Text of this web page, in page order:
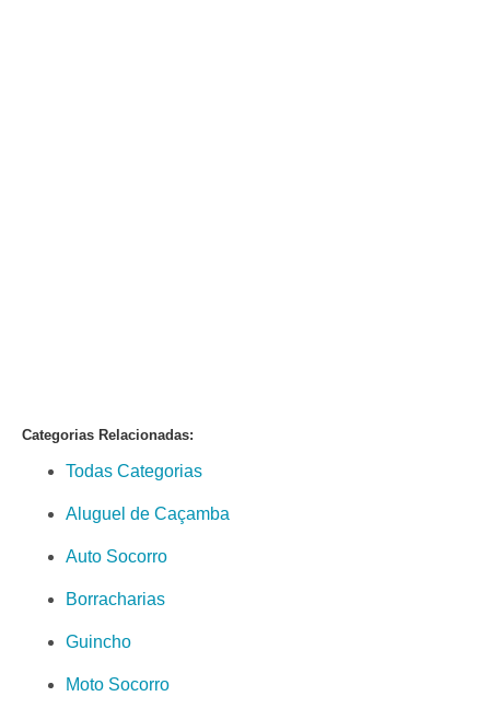
Categorias Relacionadas:
Todas Categorias
Aluguel de Caçamba
Auto Socorro
Borracharias
Guincho
Moto Socorro